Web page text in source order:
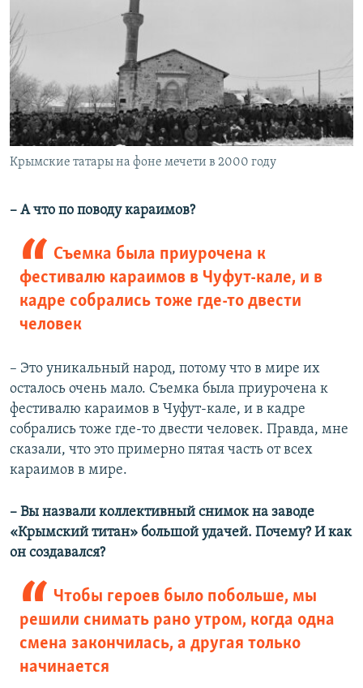
Крымские татары на фоне мечети в 2000 году
– А что по поводу караимов?
Съемка была приурочена к
фестивалю караимов в Чуфут-кале, и в
кадре собрались тоже где-то двести
человек
– Это уникальный народ, потому что в мире их
осталось очень мало. Съемка была приурочена к
фестивалю караимов в Чуфут-кале, и в кадре
собрались тоже где-то двести человек. Правда, мне
сказали, что это примерно пятая часть от всех
караимов в мире.
– Вы назвали коллективный снимок на заводе
«Крымский титан» большой удачей. Почему? И как
он создавался?
Чтобы героев было побольше, мы
решили снимать рано утром, когда одна
смена закончилась, а другая только
начинается